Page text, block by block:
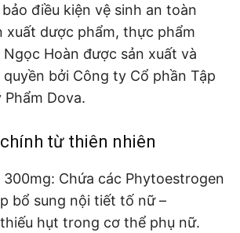
điều kiện vệ sinh an toàn
xuất dược phẩm, thực phẩm
Hoàn được sản xuất và
bởi Công ty Cổ phần Tập
Dova.
từ thiên nhiên
300mg: Chứa các Phytoestrogen
bổ sung nội tiết tố nữ –
hụt trong cơ thể phụ nữ.